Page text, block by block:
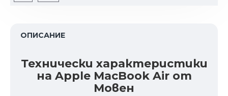
ОПИСАНИЕ
Технически характеристики
на Apple MacBook Air от
Мовен